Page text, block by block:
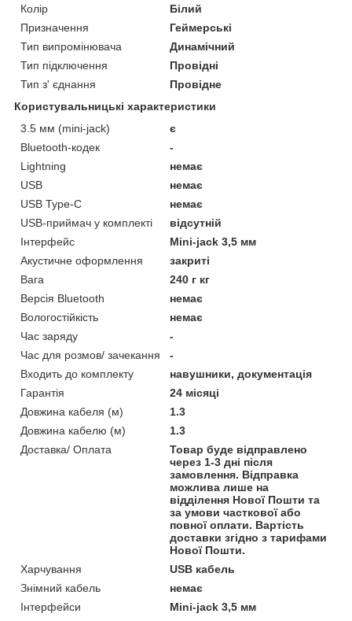
Колір
Білий
Призначення
Геймерські
Тип випромінювача
Динамічний
Тип підключення
Провідні
Тип з' єднання
Провідне
Користувальницькі характеристики
3.5 мм (mini-jack)
є
Bluetooth-кодек
-
Lightning
немає
USB
немає
USB Type-C
немає
USB-приймач у комплекті
відсутній
Інтерфейс
Mini-jack 3,5 мм
Акустичне оформлення
закриті
Вага
240 г кг
Версія Bluetooth
немає
Вологостійкість
немає
Час заряду
-
Час для розмов/ зачекання
-
Входить до комплекту
навушники, документація
Гарантія
24 місяці
Довжина кабеля (м)
1.3
Довжина кабелю (м)
1.3
Доставка/ Оплата
Товар буде відправлено
через 1-3 дні після
замовлення. Відправка
можлива лише на
відділення Нової Пошти та
за умови часткової або
повної оплати. Вартість
доставки згідно з тарифами
Нової Пошти.
Харчування
USB кабель
Знімний кабель
немає
Інтерфейси
Mini-jack 3,5 мм